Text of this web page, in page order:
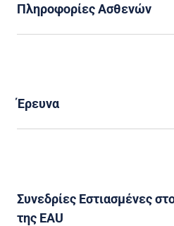
Πληροφορίες Ασθενών
Έρευνα
Συνεδρίες Εστιασμένες
της EAU